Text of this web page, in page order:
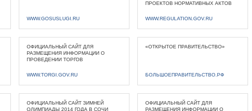
WWW.GOSUSLUGI.RU
ПРОЕКТОВ НОРМАТИВНЫХ АКТОВ
WWW.REGULATION.GOV.RU
ОФИЦИАЛЬНЫЙ САЙТ ДЛЯ
РАЗМЕЩЕНИЯ ИНФОРМАЦИИ О
ПРОВЕДЕНИИ ТОРГОВ
WWW.TORGI.GOV.RU
«ОТКРЫТОЕ ПРАВИТЕЛЬСТВО»
БОЛЬШОЕПРАВИТЕЛЬСТВО.РФ
ОФИЦИАЛЬНЫЙ САЙТ ЗИМНЕЙ
ОЛИМПИАДЫ 2014 ГОДА В СОЧИ
ОФИЦИАЛЬНЫЙ САЙТ ДЛЯ
РАЗМЕЩЕНИЯ ИНФОРМАЦИИ О